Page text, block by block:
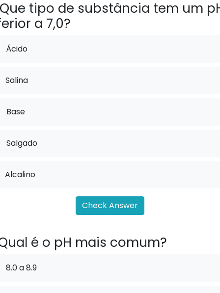
Que tipo de substância tem um
a 7,0?
Ácido
Salina
Base
Salgado
Alcalino
Check Answer
é o pH mais comum?
8.0 a 8.9